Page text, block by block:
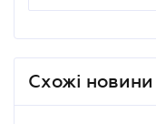
Схожі новини